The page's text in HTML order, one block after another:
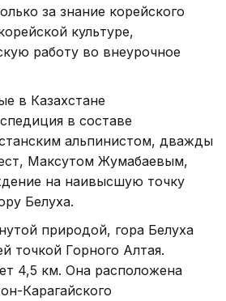
за знание корейского
культуре,
работу во внеурочное
в Казахстане
в составе
альпинистом, дважды
Максутом Жумабаевым,
на наивысшую точку
Белуха.
природой, гора Белуха
точкой Горного Алтая.
4,5 км. Она расположена
Карагайского